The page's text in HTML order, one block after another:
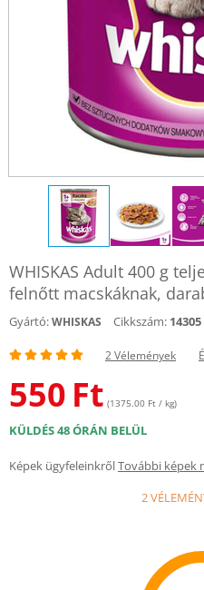
WHISKAS Adult 400 g
felnőtt macskáknak,
Gyártó:WHISKAS Cikkszám: 14305
2 Vélemények
550 Ft (1375.00 Ft / kg)
KÜLDÉS 48 ÓRÁN BELÜL
Képek ügyfeleinkrőlTovábbi képek
2